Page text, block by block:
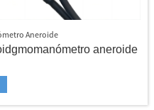
Aneroide
aneroide
de metal